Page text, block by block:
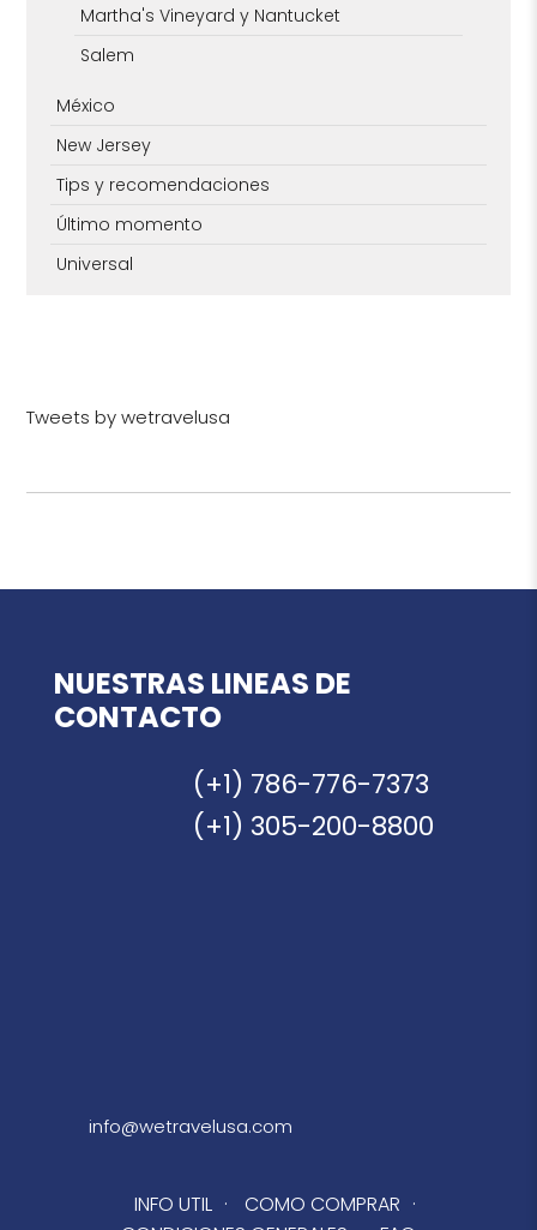
Martha's Vineyard y Nantucket
Salem
México
New Jersey
Tips y recomendaciones
Último momento
Universal
Tweets by wetravelusa
NUESTRAS LINEAS DE
CONTACTO
(+1) 786-776-7373
(+1) 305-200-8800
info@wetravelusa.com
INFO UTIL · COMO COMPRAR ·